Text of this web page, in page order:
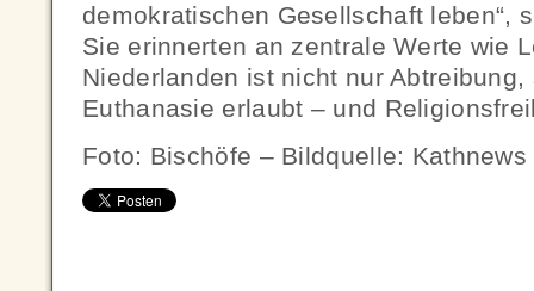
demokratischen Gesellschaft leben“,
Sie erinnerten an zentrale Werte wie
Niederlanden ist nicht nur Abtreibung,
Euthanasie erlaubt – und
Foto: Bischöfe – Bildquelle: Kathnews